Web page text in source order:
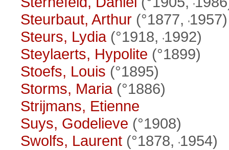
Steurbaut, Arthur (°1877, 1957)
Steurs, Lydia(°1918, 1992)
Steylaerts, Hypolite (°1899)
Stoefs, Louis (°1895)
Storms, Maria(°1886)
Strijmans, Etienne
Suys, Godelieve (°1908)
Swolfs, Laurent (°1878, 1954)